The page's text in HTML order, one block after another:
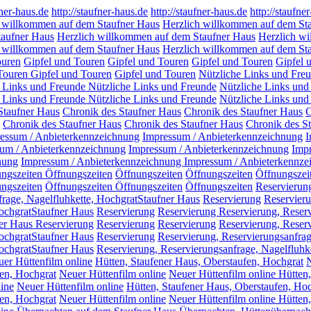
haus.de http://staufner-haus.de http://staufner-haus.de http://
auf dem Staufner Haus Herzlich willkommen auf dem
Haus Herzlich willkommen auf dem Staufner Haus Herzlich
auf dem Staufner Haus Herzlich willkommen auf dem
Gipfel und Touren Gipfel und Touren Gipfel und Touren Gipfel
Gipfel und Touren Gipfel und Touren Nützliche Links und
und Freunde Nützliche Links und Freunde Nützliche Links und
und Freunde Nützliche Links und Freunde Nützliche Links und
Haus Chronik des Staufner Haus Chronik des Staufner Haus
Chronik des Staufner Haus Chronik des Staufner Haus Chronik des
/ Anbieterkennzeichnung Impressum / Anbieterkennzeichnung
/ Anbieterkennzeichnung Impressum / Anbieterkennzeichnung
Impressum / Anbieterkennzeichnung Impressum /
Öffnungszeiten Öffnungszeiten Öffnungszeiten
Öffnungszeiten Öffnungszeiten Öffnungszeiten
Nagelfluhkette, HochgratStaufner Haus Reservierung
Haus Reservierung Reservierung Reservierung,
Haus Reservierung Reservierung Reservierung Reservierung,
Haus Reservierung Reservierung,
Haus Reservierung, Reservierungsanfrage,
Hüttenfilm online Hütten, Staufener Haus, Oberstaufen, Hochgrat
Hochgrat Neuer Hüttenfilm online Neuer Hüttenfilm online
Neuer Hüttenfilm online Hütten, Staufener Haus, Oberstaufen,
Hochgrat Neuer Hüttenfilm online Neuer Hüttenfilm online